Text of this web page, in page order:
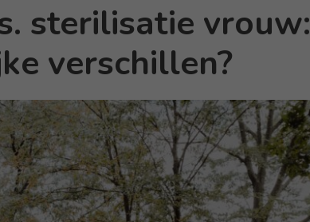
sterilisatie vrouw:
verschillen?